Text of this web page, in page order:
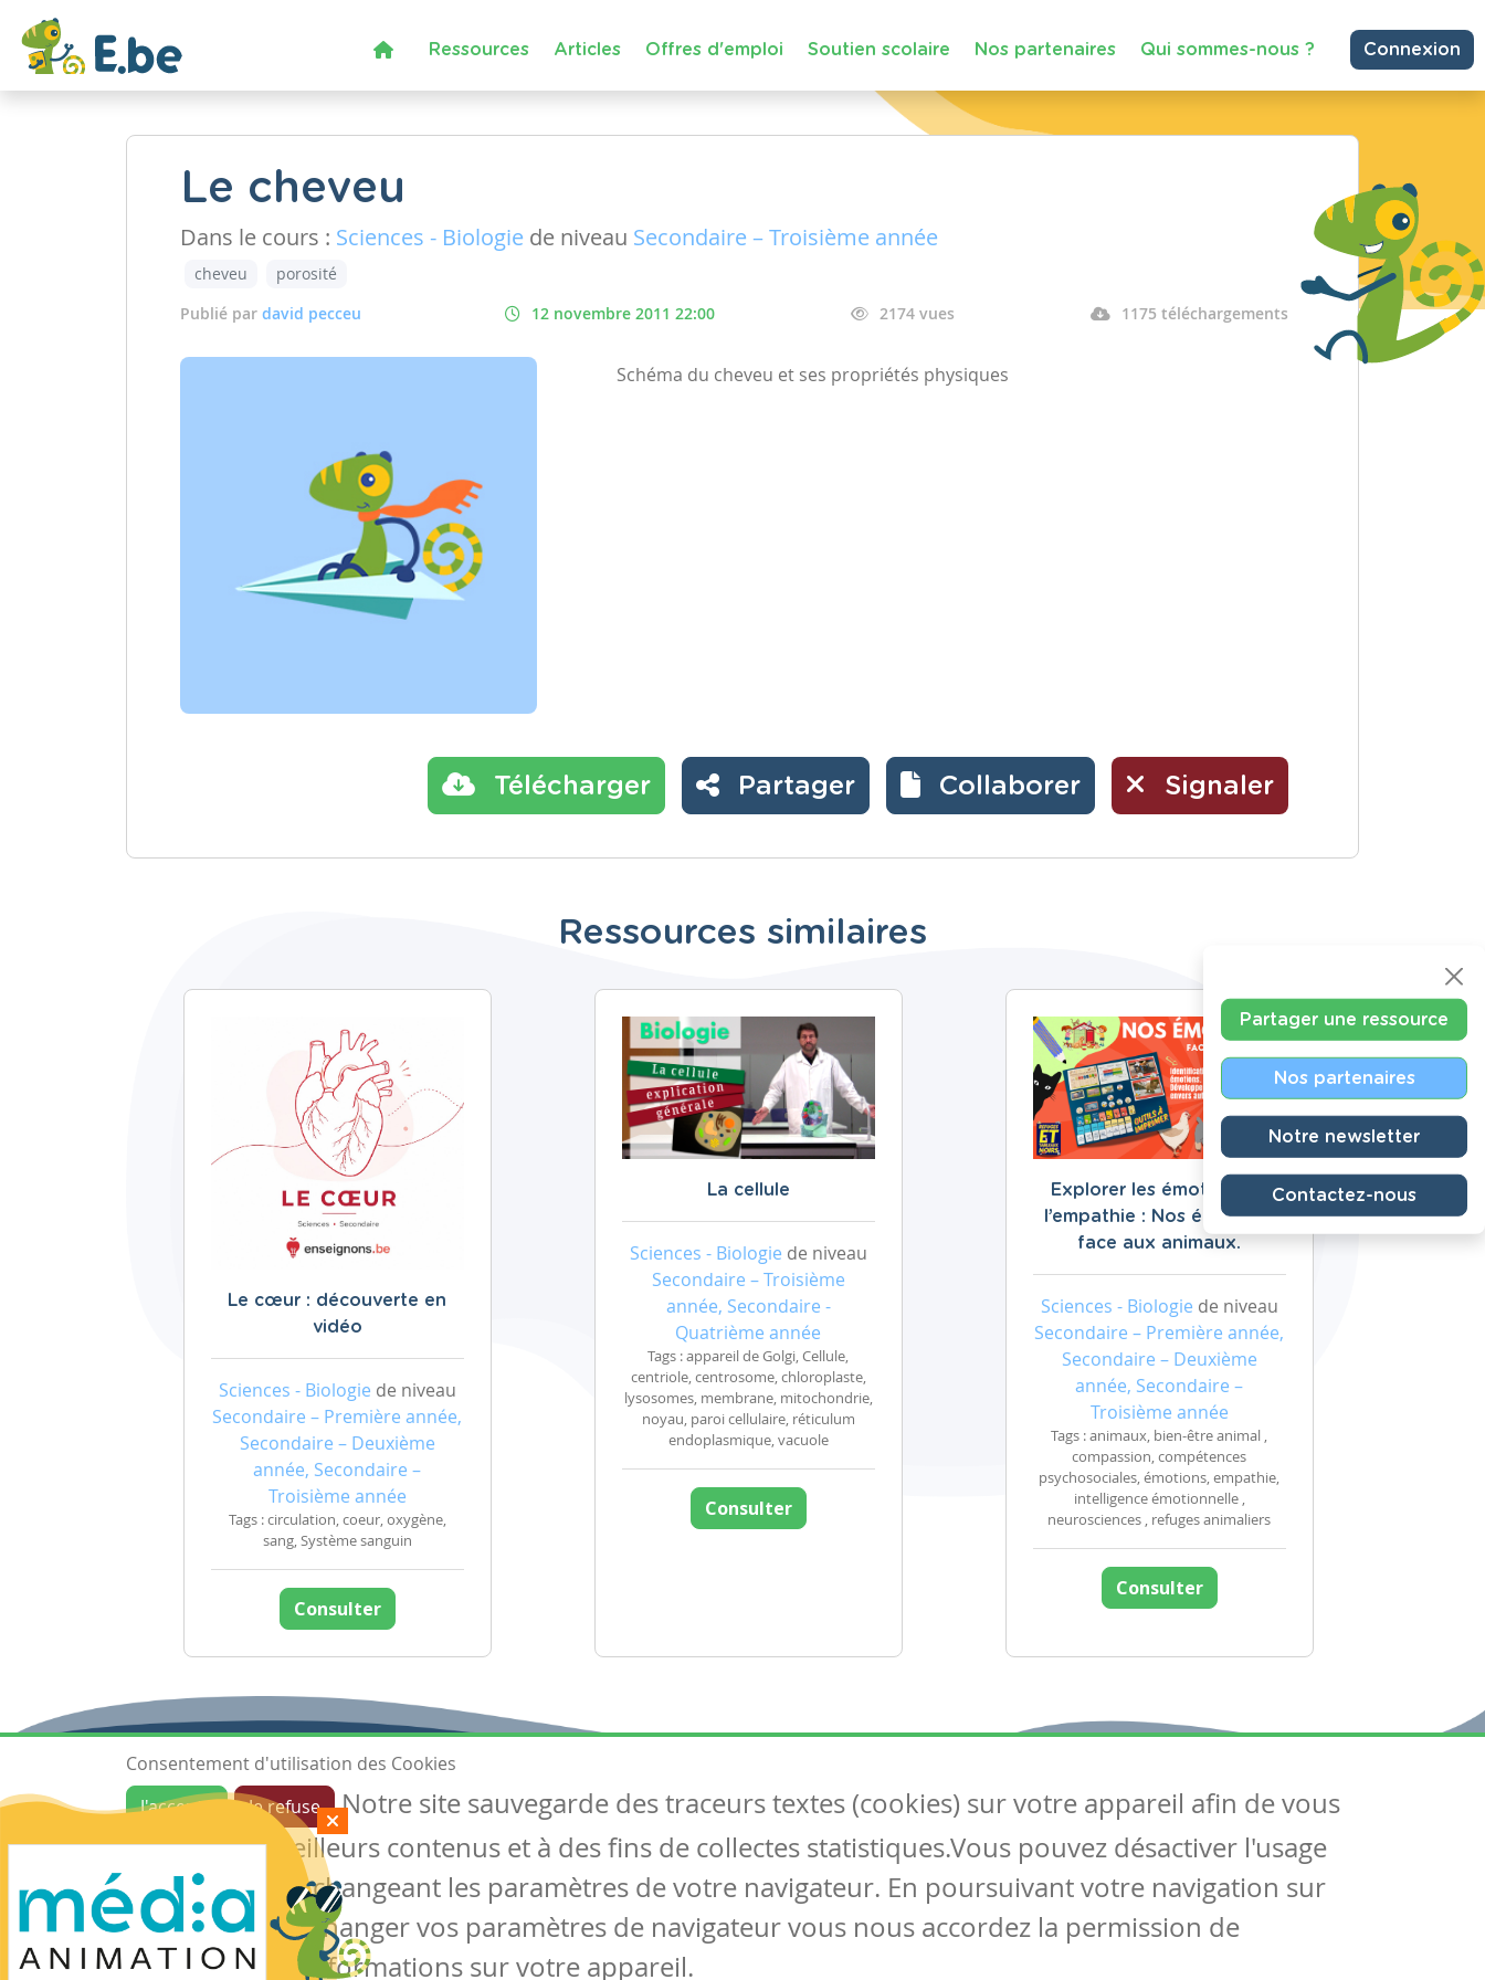
Ressources Articles Offres d'emploi Soutien scolaire Nos partenaires Qui sommes-nous ? Connexion
Le cheveu
Dans le cours : Sciences - Biologie de niveau Secondaire – Troisième année
cheveu
porosité
Publié par david pecceu 12 novembre 2011 22:00 2174 vues 1175 téléchargements
Schéma du cheveu et ses propriétés physiques
Télécharger Partager Collaborer Signaler
Ressources similaires
Le cœur : découverte en
vidéo
Sciences - Biologie de niveau
Secondaire – Première année,
Secondaire – Deuxième
année, Secondaire –
Troisième année
Tags : circulation, coeur, oxygène,
sang, Système sanguin
Consulter
La cellule
Sciences - Biologie de niveau
Secondaire – Troisième
année, Secondaire -
Quatrième année
Tags : appareil de Golgi, Cellule,
centriole, centrosome, chloroplaste,
lysosomes, membrane, mitochondrie,
noyau, paroi cellulaire, réticulum
endoplasmique, vacuole
Consulter
Explorer les émotions et
l’empathie : Nos émotions
face aux animaux.
Sciences - Biologie de niveau
Secondaire – Première année,
Secondaire – Deuxième
année, Secondaire –
Troisième année
Tags : animaux, bien-être animal ,
compassion, compétences
psychosociales, émotions, empathie,
intelligence émotionnelle ,
neurosciences , refuges animaliers
Consulter
Partager une ressource
Nos partenaires
Notre newsletter
Contactez-nous
Ressources
Les ressources
Créer une ressource
Mes ressources
Articles
Tous les articles
Articles DYS
Circulaires
Suivez-nous
Contactez-nous
Soutien scolaire
Consentement d'utilisation des Cookies
J'accepte
Je refuse
Notre site sauvegarde des traceurs textes (cookies) sur votre appareil afin de vous
garantir de meilleurs contenus et à des fins de collectes statistiques.Vous pouvez désactiver l'usage
des cookies en changeant les paramètres de votre navigateur. En poursuivant votre navigation sur
notre site sans changer vos paramètres de navigateur vous nous accordez la permission de
conserver des informations sur votre appareil.